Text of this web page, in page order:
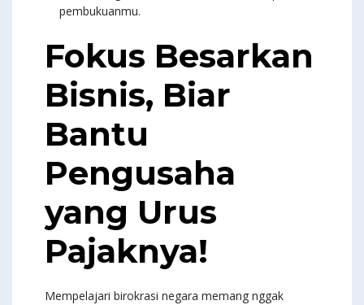
pembukuanmu.
Fokus Besarkan
Bisnis, Biar
Bantu
Pengusaha
yang Urus
Pajaknya!
Mempelajari birokrasi negara memang nggak